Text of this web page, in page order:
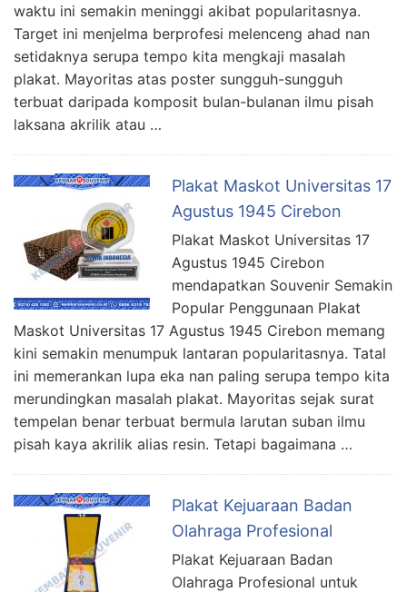
waktu ini semakin meninggi akibat popularitasnya.
Target ini menjelma berprofesi melenceng ahad nan
setidaknya serupa tempo kita mengkaji masalah
plakat. Mayoritas atas poster sungguh-sungguh
terbuat daripada komposit bulan-bulanan ilmu pisah
laksana akrilik atau …
Plakat Maskot Universitas 17
Agustus 1945 Cirebon
Plakat Maskot Universitas 17
Agustus 1945 Cirebon
mendapatkan Souvenir Semakin
Popular Penggunaan Plakat
Maskot Universitas 17 Agustus 1945 Cirebon memang
kini semakin menumpuk lantaran popularitasnya. Tatal
ini memerankan lupa eka nan paling serupa tempo kita
merundingkan masalah plakat. Mayoritas sejak surat
tempelan benar terbuat bermula larutan suban ilmu
pisah kaya akrilik alias resin. Tetapi bagaimana …
Plakat Kejuaraan Badan
Olahraga Profesional
Plakat Kejuaraan Badan
Olahraga Profesional untuk